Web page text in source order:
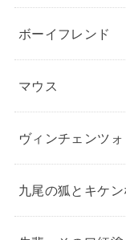
ボーイフレンド
マウス
ヴィンチェンツォ
九尾の狐とキケ